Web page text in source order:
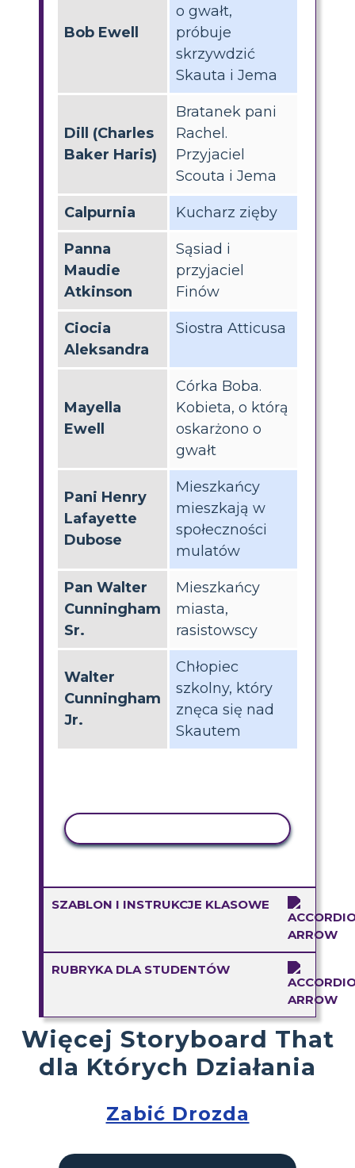
Bob Ewell
o gwałt,
próbuje
skrzywdzić
Skauta i Jema
Dill (Charles
Baker Haris)
Bratanek pani
Rachel.
Przyjaciel
Scouta i Jema
Calpurnia Kucharz zięby
Panna
Maudie
Atkinson
Sąsiad i
przyjaciel
Finów
Ciocia
Aleksandra
Siostra Atticusa
Mayella
Ewell
Córka Boba.
Kobieta, o którą
oskarżono o
gwałt
Pani Henry
Lafayette
Dubose
Mieszkańcy
mieszkają w
społeczności
mulatów
Pan Walter
Cunningham
Sr.
Mieszkańcy
miasta,
rasistowscy
Walter
Cunningham
Jr.
Chłopiec
szkolny, który
znęca się nad
Skautem
SZABLON I INSTRUKCJE KLASOWE
RUBRYKA DLA STUDENTÓW
Więcej Storyboard That
dla Których Działania
Zabić Drozda